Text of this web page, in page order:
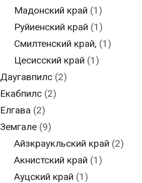
Мадонский край (1)
Руйиенский край (1)
Смилтенский край, (1)
Цесисский край (1)
Даугавпилс(2)
Екабпилс(2)
Елгава (2)
Земгале(9)
Айзкраукльский край (2)
Акнистский край (1)
Ауцский край (1)